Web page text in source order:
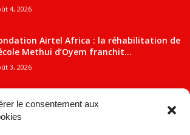
le consentement aux
4, 2026
Airtel Africa : la réhabilitation de
Methui d’Oyem franchit...
3, 2026